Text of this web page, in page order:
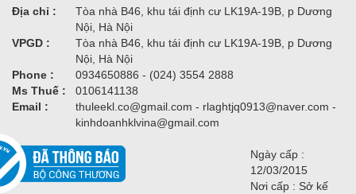
Địa chỉ :
Tòa nhà B46, khu tái định cư LK19A-19B, p Dương
Nội, Hà Nội
VPGD :
Tòa nhà B46, khu tái định cư LK19A-19B, p Dương
Nội, Hà Nội
Phone :
0934650886 - (024) 3554 2888
Ms Thuế :
0106141138
Email :
thuleekl.co@gmail.com - rlaghtjq0913@naver.com -
kinhdoanhklvina@gmail.com
Ngày cấp :
12/03/2015
Nơi cấp : Sở kế